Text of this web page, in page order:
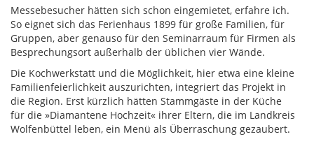
Messebesucher hätten sich schon eingemietet, erfahre ich.
So eignet sich das Ferienhaus 1899 für große Familien, für
Gruppen, aber genauso für den Seminarraum für Firmen als
Besprechungsort außerhalb der üblichen vier Wände.
Die Kochwerkstatt und die Möglichkeit, hier etwa eine kleine
Familienfeierlichkeit auszurichten, integriert das Projekt in
die Region. Erst kürzlich hätten Stammgäste in der Küche
für die »Diamantene Hochzeit« ihrer Eltern, die im Landkreis
Wolfenbüttel leben, ein Menü als Überraschung gezaubert.